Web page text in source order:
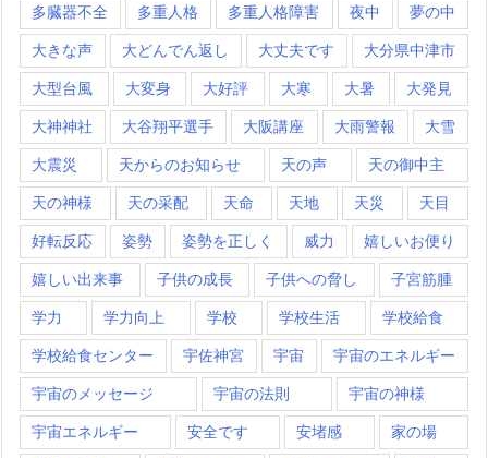
多臓器不全 多重人格 多重人格障害 夜中 夢の中
大きな声 大どんでん返し 大丈夫です 大分県中津市
大型台風 大変身 大好評 大寒 大暑 大発見
大神神社 大谷翔平選手 大阪講座 大雨警報 大雪
大震災 天からのお知らせ 天の声 天の御中主
天の神様 天の采配 天命 天地 天災 天目
好転反応 姿勢 姿勢を正しく 威力 嬉しいお便り
嬉しい出来事 子供の成長 子供への脅し 子宮筋腫
学力 学力向上 学校 学校生活 学校給食
学校給食センター 宇佐神宮 宇宙 宇宙のエネルギー
宇宙のメッセージ 宇宙の法則 宇宙の神様
宇宙エネルギー 安全です 安堵感 家の場